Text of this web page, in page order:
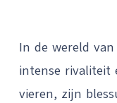
In de wereld
intense rivaliteit
vieren, zijn